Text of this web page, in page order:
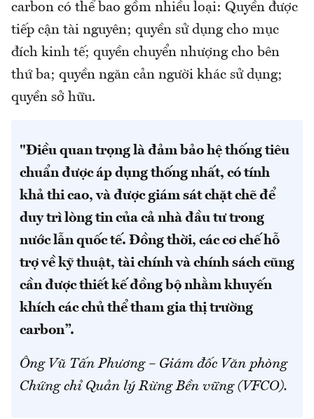
carbon có thể bao gồm nhiều loại: Quyền được
tiếp cận tài nguyên; quyền sử dụng cho mục
đích kinh tế; quyền chuyển nhượng cho bên
thứ ba; quyền ngăn cản người khác sử dụng;
quyền sở hữu.
"Điều quan trọng là đảm bảo hệ thống tiêu
chuẩn được áp dụng thống nhất, có tính
khả thi cao, và được giám sát chặt chẽ để
duy trì lòng tin của cả nhà đầu tư trong
nước lẫn quốc tế. Đồng thời, các cơ chế hỗ
trợ về kỹ thuật, tài chính và chính sách cũng
cần được thiết kế đồng bộ nhằm khuyến
khích các chủ thể tham gia thị trường
carbon”.
Ông Vũ Tấn Phương – Giám đốc Văn phòng
Chứng chỉ Quản lý Rừng Bền vững (VFCO).